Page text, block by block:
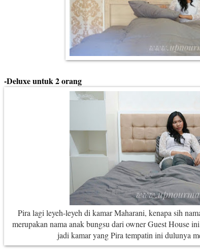
-Deluxe untuk 2 orang
Pira lagi leyeh-leyeh di kamar Maharani, kenapa sih
merupakan nama anak bungsu dari owner Guest House
jadi kamar yang Pira tempatin ini dulunya